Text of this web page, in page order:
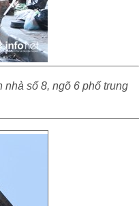
số 8, ngõ 6 phố trung